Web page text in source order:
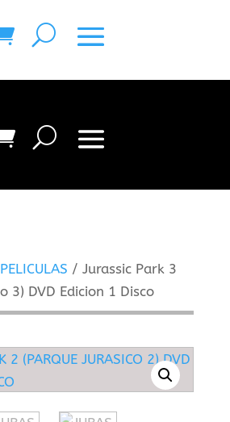
PELICULAS / Jurassic Park 3
3) DVD Edicion 1 Disco